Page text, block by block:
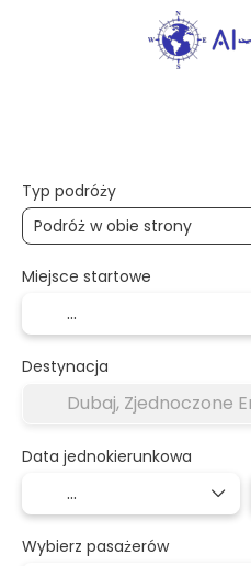
Typ podróży
Miejsce startowe
Destynacja
Data jednokierunkowa
Wybierz pasażerów